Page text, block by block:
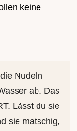
keine
Nudeln
ab. Das
Lässt du sie
sie matschig,